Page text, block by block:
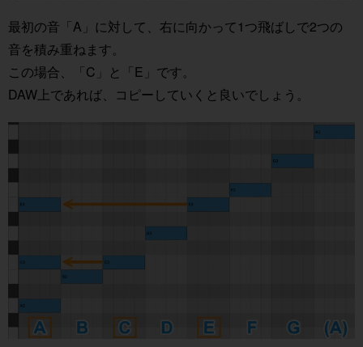
最初の音「A」に対して、右に向かって1つ飛ばしで2つの
音を積み重ねます。
この場合、「C」と「E」です。
DAW上であれば、コピーしていくと良いでしょう。